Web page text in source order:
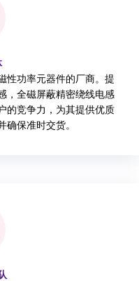
性功率元器件的厂商。提
，全磁屏蔽精密绕线电感
的竞争力，为其提供优质
确保准时交货。